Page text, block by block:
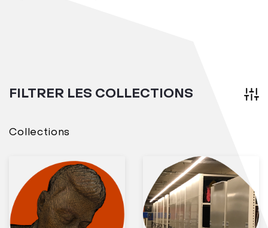
FILTRER LES COLLECTIONS
Collections